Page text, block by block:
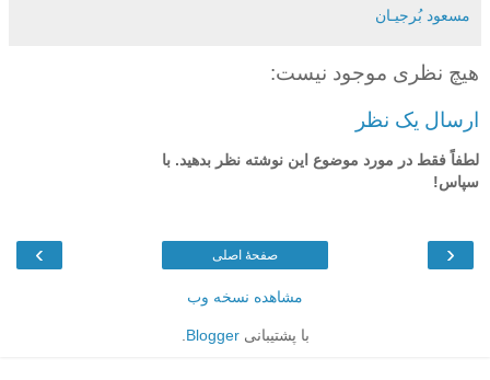
مسعود بُرجيـان
هیچ نظری موجود نیست:
ارسال یک نظر
لطفاً فقط در مورد موضوع این نوشته نظر بدهید. با
سپاس!
‹
› صفحهٔ اصلی
مشاهده نسخه وب
با پشتیبانیBlogger